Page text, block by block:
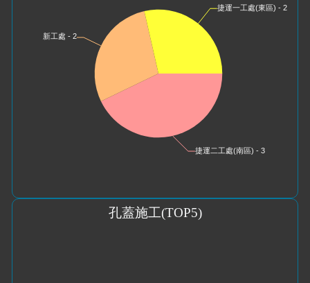
孔蓋施工(TOP5)